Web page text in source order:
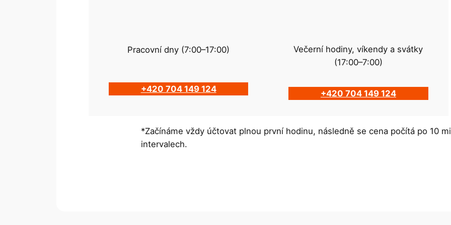
Pracovní dny (7:00–17:00)
+420 704 149 124
Večerní hodiny, víkendy a svátky
(17:00–7:00)
+420 704 149 124
*Začínáme vždy účtovat plnou první hodinu, následně se cena počítá po 10
intervalech.